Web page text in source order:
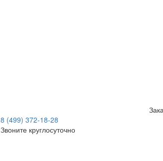
8 (499) 372-18-28
Звоните круглосуточно